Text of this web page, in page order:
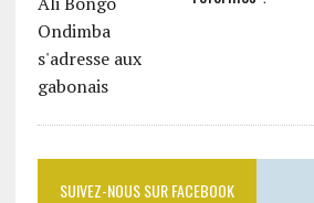
SUIVEZ-NOUS SUR FACEBOOK